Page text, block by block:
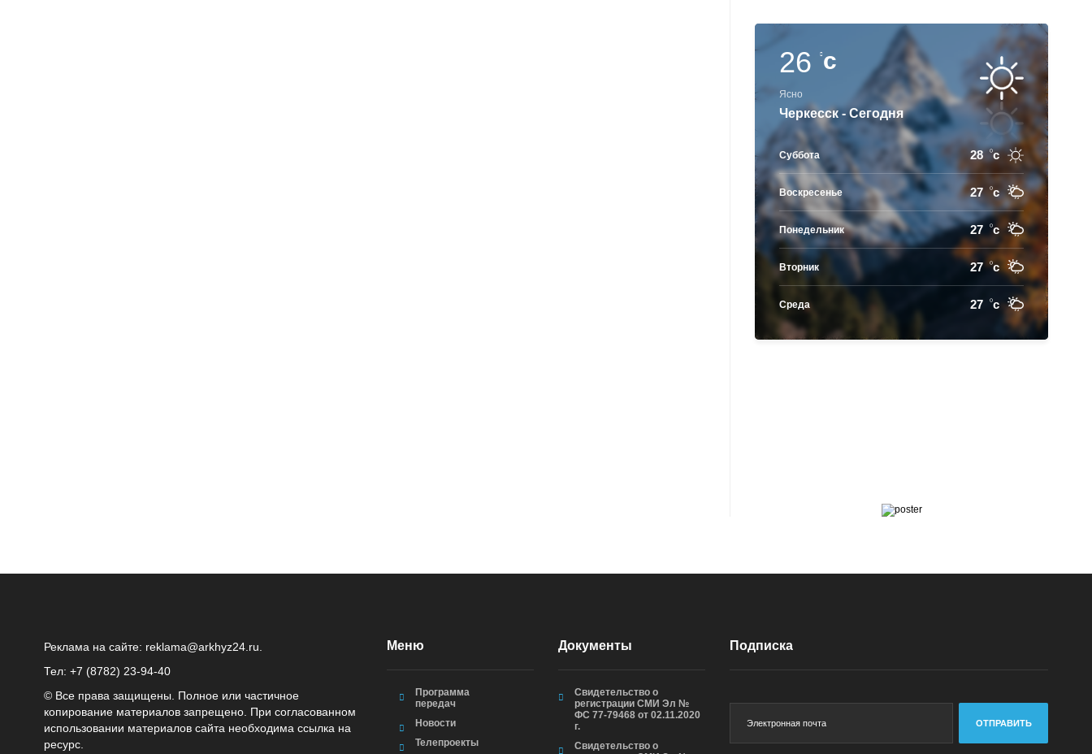
26c
Ясно
Черкесск - Сегодня
Суббота 28 c
Воскресенье 27 c
Понедельник 27 c
Вторник 27 c
Среда 27 c
Реклама на сайте: reklama@arkhyz24.ru
Тел: +7 (8782) 23‑94‑40
© Все права защищены. Полное или частичное
копирование материалов запрещено. При согласованном
использовании материалов сайта необходима ссылка на
ресурс.
Меню
Программа
передач
Новости
Телепроекты
Документы
Свидетельство о
регистрации СМИ Эл №
ФС 77-79468 от 02.11.2020
г.
Свидетельство о
Подписка
ОТПРАВИТЬ